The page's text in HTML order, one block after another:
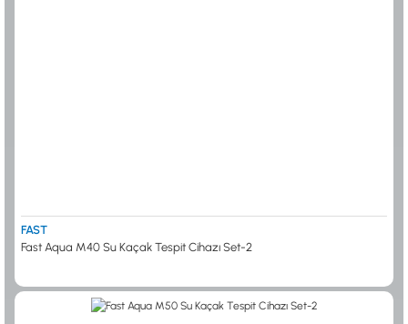
FAST
Fast Aqua M40 Su Kaçak Tespit Cihazı Set-2